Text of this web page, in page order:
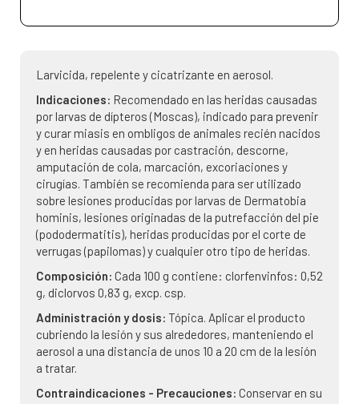
Larvicida, repelente y cicatrizante en aerosol.
Indicaciones: Recomendado en las heridas causadas
por larvas de dípteros (Moscas), indicado para prevenir
y curar miasis en ombligos de animales recién nacidos
y en heridas causadas por castración, descorne,
amputación de cola, marcación, excoriaciones y
cirugías. También se recomienda para ser utilizado
sobre lesiones producidas por larvas de Dermatobia
hominis, lesiones originadas de la putrefacción del pie
(pododermatitis), heridas producidas por el corte de
verrugas (papilomas) y cualquier otro tipo de heridas.
Composición: Cada 100 g contiene: clorfenvinfos: 0,52
g, diclorvos 0,83 g, excp. csp.
Administración y dosis: Tópica. Aplicar el producto
cubriendo la lesión y sus alrededores, manteniendo el
aerosol a una distancia de unos 10 a 20 cm de la lesión
a tratar.
Contraindicaciones - Precauciones: Conservar en su